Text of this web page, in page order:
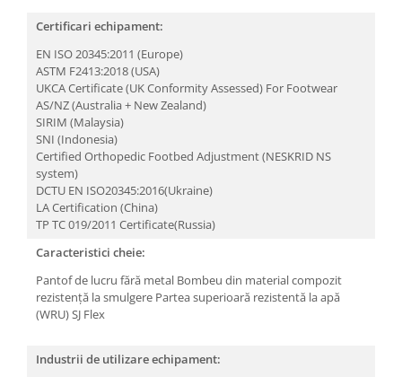
Caiete si blocnotesuri
personalizate
Stampile, tusiere si tus
Protectia muncii si Imbracaminte
Imbracaminte
Tricouri
Bluze & Pulovere
Camasi
Pantaloni
Hanorace
Jachete
Impermeabile
Reflectorizante
Certificari echipament:
EN ISO 20345:2011 (Europe)
ASTM F2413:2018 (USA)
UKCA Certificate (UK Conformity Assessed) For Footwear
AS/NZ (Australia + New Zealand)
SIRIM (Malaysia)
SNI (Indonesia)
Certified Orthopedic Footbed Adjustment (NESKRID NS
system)
DCTU EN ISO20345:2016(Ukraine)
LA Certification (China)
TP TC 019/2011 Certificate(Russia)
Caracteristici cheie:
Pantof de lucru fără metal Bombeu din material compozit
rezistență la smulgere Partea superioară rezistentă la apă
(WRU)SJ Flex
Industrii de utilizare echipament: